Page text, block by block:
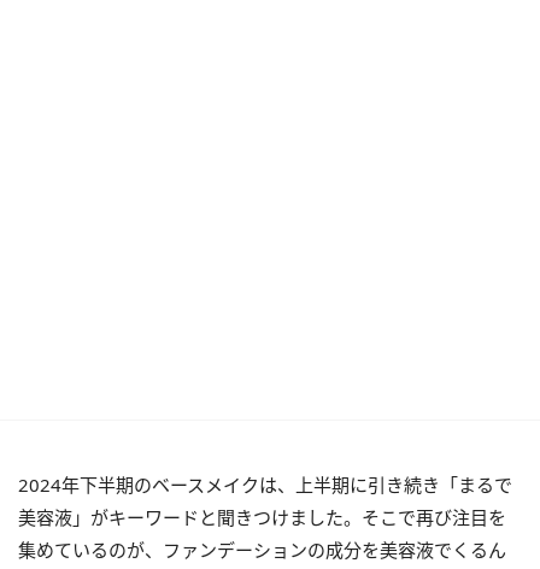
2024年下半期のベースメイクは、上半期に引き続き「まるで
美容液」がキーワードと聞きつけました。そこで再び注目を
集めているのが、ファンデーションの成分を美容液でくるん